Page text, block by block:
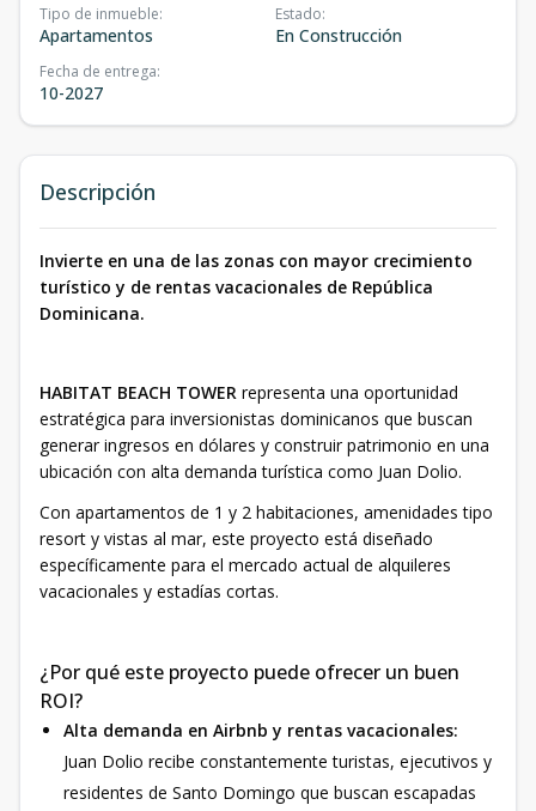
Tipo de inmueble:
Apartamentos
Estado:
En Construcción
Fecha de entrega:
10-2027
Descripción
Invierte en una de las zonas con mayor crecimiento
turístico y de rentas vacacionales de República
Dominicana.
HABITAT BEACH TOWER representa una oportunidad
estratégica para inversionistas dominicanos que buscan
generar ingresos en dólares y construir patrimonio en una
ubicación con alta demanda turística como Juan Dolio.
Con apartamentos de 1 y 2 habitaciones, amenidades tipo
resort y vistas al mar, este proyecto está diseñado
específicamente para el mercado actual de alquileres
vacacionales y estadías cortas.
¿Por qué este proyecto puede ofrecer un buen
ROI?
Alta demanda en Airbnb y rentas vacacionales:
Juan Dolio recibe constantemente turistas, ejecutivos y
residentes de Santo Domingo que buscan escapadas